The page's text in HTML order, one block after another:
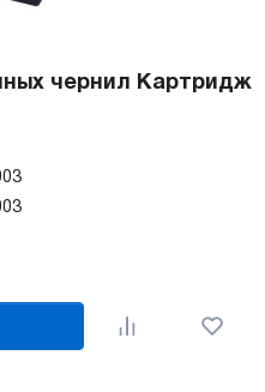
чернил Картридж